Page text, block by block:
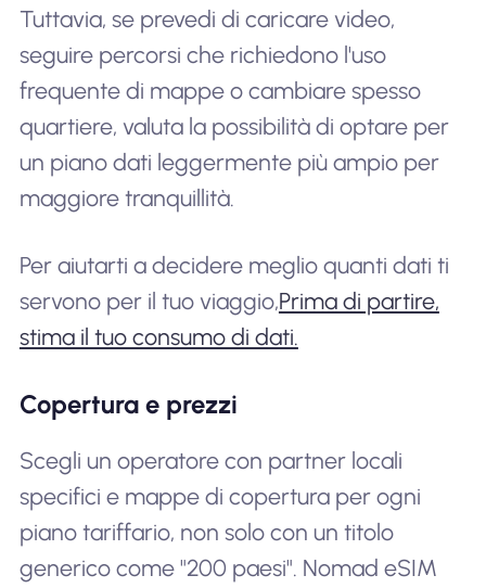
Tuttavia, se prevedi di caricare video,
seguire percorsi che richiedono l'uso
frequente di mappe o cambiare spesso
quartiere, valuta la possibilità di optare per
un piano dati leggermente più ampio per
maggiore tranquillità.
Per aiutarti a decidere meglio quanti dati ti
servono per il tuo viaggio,Prima di partire,
stima il tuo consumo di dati.
Copertura e prezzi
Scegli un operatore con partner locali
specifici e mappe di copertura per ogni
piano tariffario, non solo con un titolo
generico come "200 paesi". Nomad eSIM